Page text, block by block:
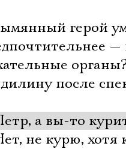
герой
после
а вы-то
не курю, хотя